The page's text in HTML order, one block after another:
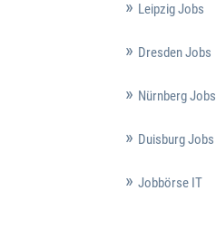
Leipzig Jobs
Dresden Jobs
Nürnberg Jobs
Duisburg Jobs
Jobbörse IT